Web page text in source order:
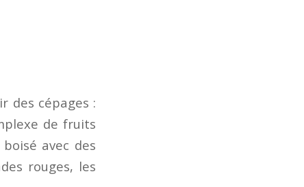
des cépages :
de fruits
avec des
rouges, les